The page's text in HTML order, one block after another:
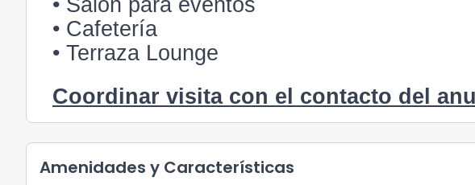
• Salón para eventos
• Cafetería
• Terraza Lounge
Coordinar visita con el contacto del
Amenidades y Características